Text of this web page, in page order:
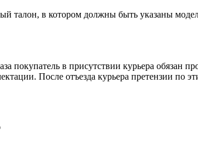
талон, в котором должны быть указаны
покупатель в присутствии курьера обязан
После отъезда курьера претензии по